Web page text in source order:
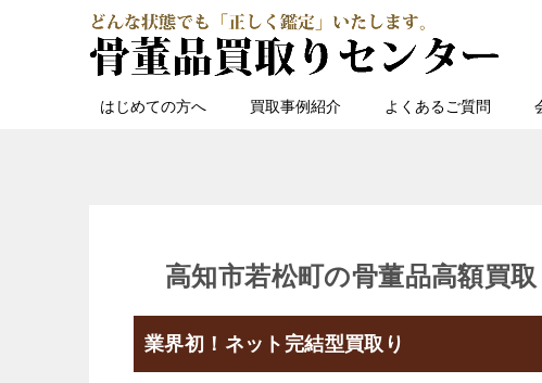
はじめての方へ 買取事例紹介 よくあるご質問
高知市若松町の骨董品高額買
業界初！ネット完結型買取り